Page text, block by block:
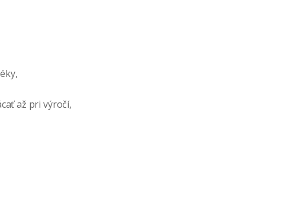
až pri výročí,